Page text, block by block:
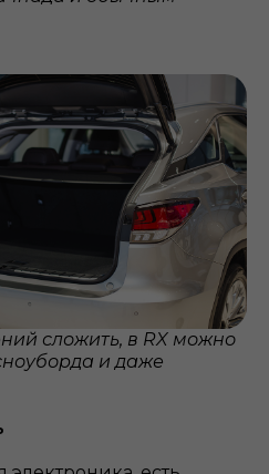
сложить, в RX можно
и даже